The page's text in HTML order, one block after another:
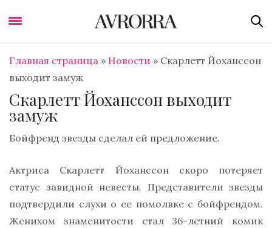
Главная страница » Новости » Скарлетт Йоханссон
выходит замуж
Скарлетт Йоханссон выходит
замуж
Бойфренд звезды сделал ей предложение.
Актриса Скарлетт Йоханссон скоро потеряет
статус завидной невесты. Представители звезды
подтвердили слухи о ее помолвке с бойфрендом.
Женихом знаменитости стал 36-летний комик